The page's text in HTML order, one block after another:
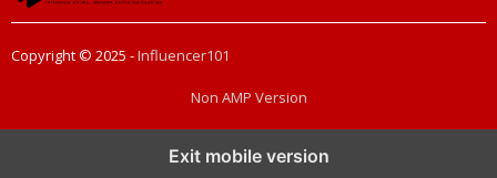
Copyright © 2025 -Influencer101
Non AMP Version
Exit mobile version
menghadirkan inovasi berkualitasai digital menjadi kunci analisis data